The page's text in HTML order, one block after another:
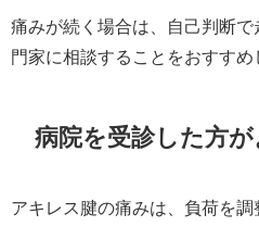
痛みが続く場合は、自己判断
門家に相談することをおすすめ
病院を受診した方
アキレス腱の痛みは、負荷を